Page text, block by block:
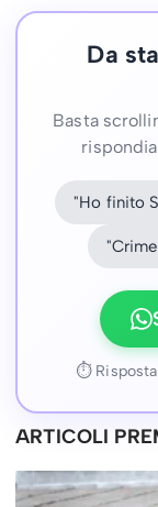
Da
Basta
"Ho finito
⏱ Risposta
ARTICOLI